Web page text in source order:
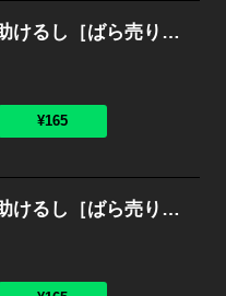
推しが死ぬし助けるし［ばら売り］第4話［黒蜜］
¥165
推しが死ぬし助けるし［ばら売り］第3話［黒蜜］